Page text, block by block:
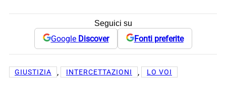
Seguici su
Google Discover Fonti preferite
GIUSTIZIA , INTERCETTAZIONI , LO VOI